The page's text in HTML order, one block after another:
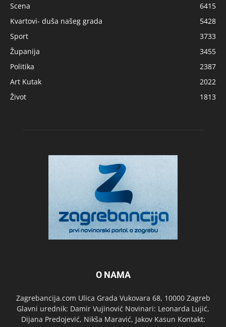
Scena
6415
Kvartovi- duša našeg grada
5428
Sport
3733
Županija
3455
Politika
2387
Art Kutak
2022
Život
1813
O NAMA
Zagrebancija.com Ulica Grada Vukovara 68, 10000 Zagreb
Glavni urednik: Damir Vujinović Novinari: Leonarda Lujić,
Dijana Predojević, Nikša Maravić, Jakov Kasun Kontakt: